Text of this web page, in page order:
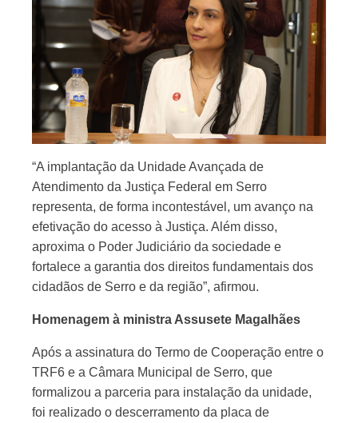
“A implantação da Unidade Avançada de
Atendimento da Justiça Federal em Serro
representa, de forma incontestável, um avanço na
efetivação do acesso à Justiça. Além disso,
aproxima o Poder Judiciário da sociedade e
fortalece a garantia dos direitos fundamentais dos
cidadãos de Serro e da região”, afirmou.
Homenagem à ministra Assusete Magalhães
Após a assinatura do Termo de Cooperação entre o
TRF6 e a Câmara Municipal de Serro, que
formalizou a parceria para instalação da unidade,
foi realizado o descerramento da placa de